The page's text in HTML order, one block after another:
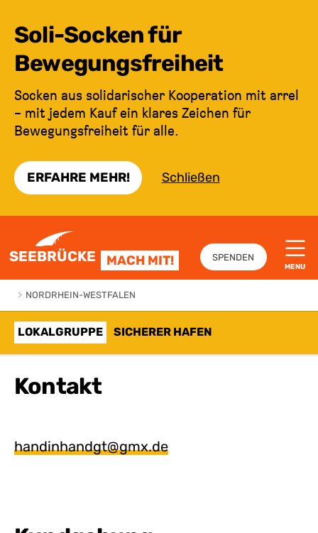
Soli-Socken für
Bewegungsfreiheit
Socken aus solidarischer Kooperation mit arrel
– mit jedem Kauf ein klares Zeichen für
Bewegungsfreiheit für alle.
ERFAHRE MEHR! Schließen
SEEBRÜCKE MACH MIT! SPENDEN
MENU
> NORDRHEIN-WESTFALEN
LOKALGRUPPE SICHERER HAFEN
Kontakt
handinhandgt@gmx.de